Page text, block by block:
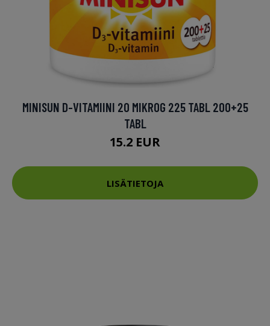
MINISUN D-VITAMIINI 20 MIKROG 225 TABL 200+25
TABL
15.2 EUR
LISÄTIETOJA